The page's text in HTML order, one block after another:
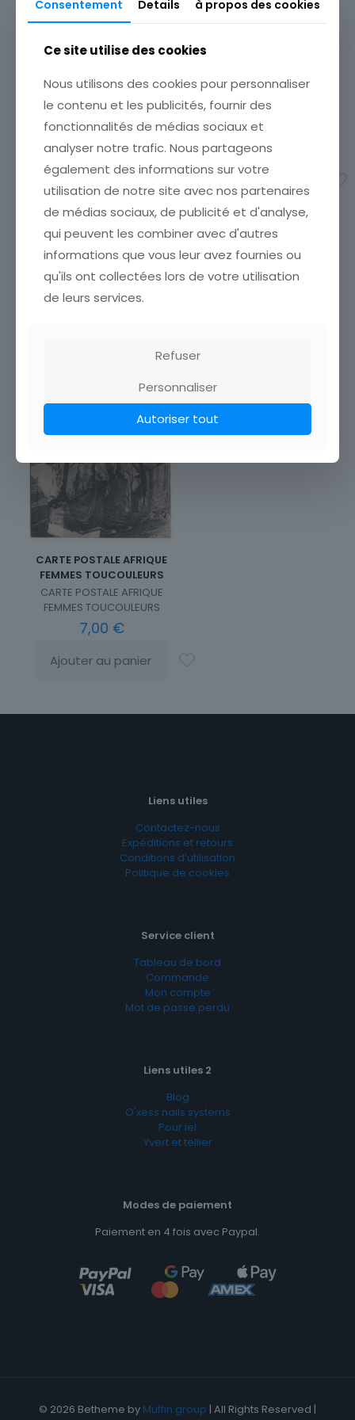
Monument, Bâtiment
Historique, Culturel
CARTE POSTALE SENEGAL
JEUNE FILLE DE CAYOR
CARTE POSTALE SENEGAL
JEUNE FILLE DE CAYOR
7,00€
Ajouter au panier
vos achats en visitant ma
vos frais de port. Emballage
Soigné !!!
12,00€
CARTE POSTALE AFRIQUE
FEMMES TOUCOULEURS
CARTE POSTALE AFRIQUE
FEMMES TOUCOULEURS
7,00 €
Ajouter au panier
Liens utiles
Contactez-nous
Expéditions et retours
Conditions d’utilisation
Politique de cookies
Service client
Tableau de bord
Commande
Mon compte
Mot de passe perdu
Liens utiles 2
Blog
O'xess nails systems
Pour iel
Yvert et tellier
Modes de paiement
Paiement en 4 fois avec Paypal.
© 2026 Betheme by Muffin group | All Rights Reserved |
Consentement Details à propos des cookies
Ce site utilise des cookies
Nous utilisons des cookies pour personnaliser
le contenu et les publicités, fournir des
fonctionnalités de médias sociaux et
analyser notre trafic. Nous partageons
également des informations sur votre
utilisation de notre site avec nos partenaires
de médias sociaux, de publicité et d'analyse,
qui peuvent les combiner avec d'autres
informations que vous leur avez fournies ou
qu'ils ont collectées lors de votre utilisation
de leurs services.
Refuser
Personnaliser
Autoriser tout